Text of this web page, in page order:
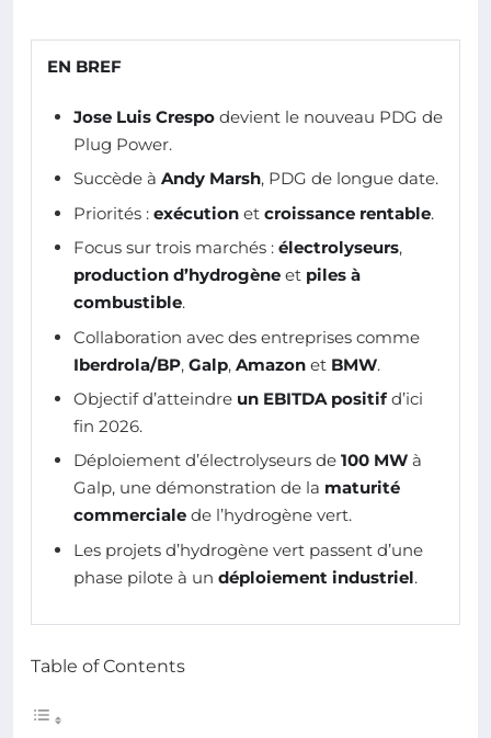
EN BREF
Jose Luis Crespo devient le nouveau PDG de
Plug Power.
Succède à Andy Marsh, PDG de longue date.
Priorités : exécution et croissance rentable.
Focus sur trois marchés : électrolyseurs,
production d’hydrogène et piles à
combustible.
Collaboration avec des entreprises comme
Iberdrola/BP, Galp, Amazon et BMW.
Objectif d’atteindre un EBITDA positifd’ici
fin 2026.
Déploiement d’électrolyseurs de 100 MW à
Galp, une démonstration de la maturité
commerciale de l’hydrogène vert.
Les projets d’hydrogène vert passent d’une
phase pilote à un déploiement industriel.
Table of Contents